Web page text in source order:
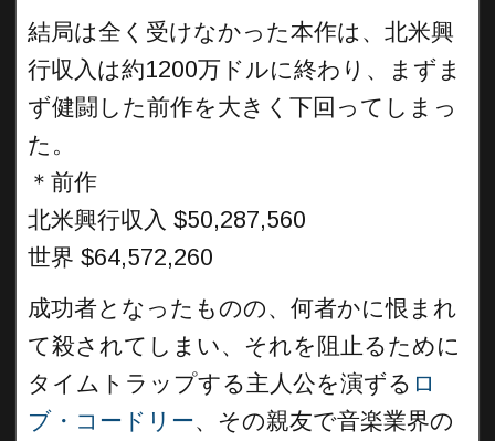
結局は全く受けなかった本作は、北米興
行収入は約1200万ドルに終わり、まずま
ず健闘した前作を大きく下回ってしまっ
た。
＊前作
北米興行収入 $50,287,560
世界 $64,572,260
成功者となったものの、何者かに恨まれ
て殺されてしまい、それを阻止るために
タイムトラップする主人公を演ずる ロ
ブ・コードリー、その親友で音楽業界の